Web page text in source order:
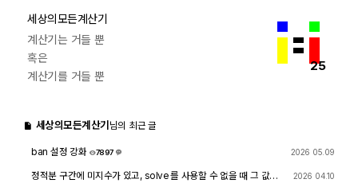
25
세상의모든계산기
계산기는 거들 뿐
혹은
계산기를 거들 뿐
세상의모든계산기 님의 최근 글
ban 설정 강화
7897
2026 05.09
정적분 구간에 미지수가 있고, solve 를 사용할 수 없을 때 그 값을
2026 04.10